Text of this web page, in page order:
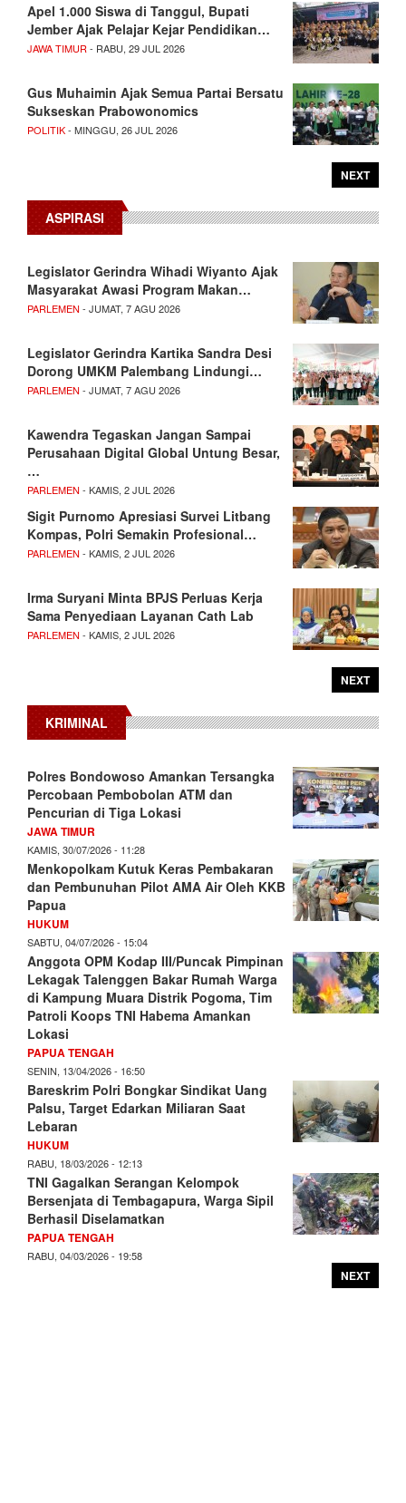
Apel 1.000 Siswa di Tanggul, Bupati
Jember Ajak Pelajar Kejar Pendidikan…
JAWA TIMUR - RABU, 29 JUL 2026
Gus Muhaimin Ajak Semua Partai Bersatu
Sukseskan Prabowonomics
POLITIK- MINGGU, 26 JUL 2026
NEXT
ASPIRASI
Legislator Gerindra Wihadi Wiyanto Ajak
Masyarakat Awasi Program Makan…
PARLEMEN - JUMAT, 7 AGU 2026
Legislator Gerindra Kartika Sandra Desi
Dorong UMKM Palembang Lindungi…
PARLEMEN - JUMAT, 7 AGU 2026
Kawendra Tegaskan Jangan Sampai
Perusahaan Digital Global Untung Besar,
…
PARLEMEN - KAMIS, 2 JUL 2026
Sigit Purnomo Apresiasi Survei Litbang
Kompas, Polri Semakin Profesional…
PARLEMEN - KAMIS, 2 JUL 2026
Irma Suryani Minta BPJS Perluas Kerja
Sama Penyediaan Layanan Cath Lab
PARLEMEN - KAMIS, 2 JUL 2026
NEXT
KRIMINAL
Polres Bondowoso Amankan Tersangka
Percobaan Pembobolan ATM dan
Pencurian di Tiga Lokasi
JAWA TIMUR
KAMIS, 30/07/2026 - 11:28
Menkopolkam Kutuk Keras Pembakaran
dan Pembunuhan Pilot AMA Air Oleh KKB
Papua
HUKUM
SABTU, 04/07/2026 - 15:04
Anggota OPM Kodap III/Puncak Pimpinan
Lekagak Talenggen Bakar Rumah Warga
di Kampung Muara Distrik Pogoma, Tim
Patroli Koops TNI Habema Amankan
Lokasi
PAPUA TENGAH
SENIN, 13/04/2026 - 16:50
Bareskrim Polri Bongkar Sindikat Uang
Palsu, Target Edarkan Miliaran Saat
Lebaran
HUKUM
RABU, 18/03/2026 - 12:13
TNI Gagalkan Serangan Kelompok
Bersenjata di Tembagapura, Warga Sipil
Berhasil Diselamatkan
PAPUA TENGAH
RABU, 04/03/2026 - 19:58
NEXT